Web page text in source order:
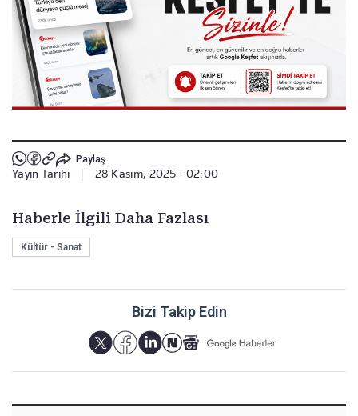
Paylaş
Yayın Tarihi 28 Kasım, 2025 - 02:00
Haberle İlgili Daha Fazlası
Kültür - Sanat
Bizi Takip Edin